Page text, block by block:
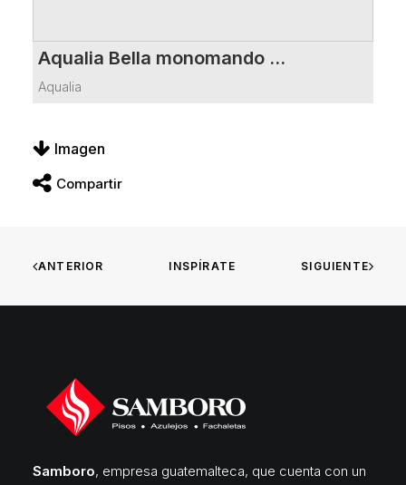
VER FICHA DEL PRODUCTOAqualia Bella monomando lavamanos alto brushed bronze Signature
Aqualia
Imagen
Compartir
ANTERIOR INSPÍRATE SIGUIENTE
Samboro, empresa guatemalteca, que cuenta con un